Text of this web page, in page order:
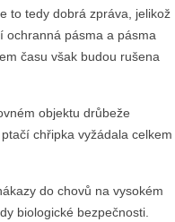
to tedy dobrá zpráva, jelikož
ochranná pásma a pásma
času však budou rušena
objektu drůbeže
chřipka vyžádala celkem
do chovů na vysokém
biologické bezpečnosti.